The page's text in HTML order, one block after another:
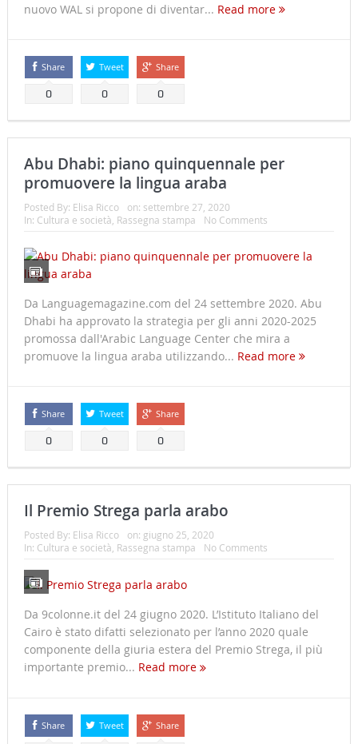
nuovo WAL si propone di diventar... Read more
Share
0
Tweet
0
Share
0
Abu Dhabi: piano quinquennale per
promuovere la lingua araba
Posted By: Elisa Ricco on: settembre 27, 2020
In: Cultura e società Rassegna stampa No Comments
Da Languagemagazine.com del 24 settembre 2020. Abu
Dhabi ha approvato la strategia per gli anni 2020-2025
promossa dall'Arabic Language Center che mira a
promuove la lingua araba utilizzando... Read more
Share
0
Tweet
0
Share
0
Il Premio Strega parla arabo
Posted By: Elisa Ricco on: giugno 25, 2020
In: Cultura e società Rassegna stampa No Comments
Da 9colonne.it del 24 giugno 2020. L’Istituto Italiano del
Cairo è stato difatti selezionato per l’anno 2020 quale
componente della giuria estera del Premio Strega, il più
importante premio... Read more
Share Tweet Share